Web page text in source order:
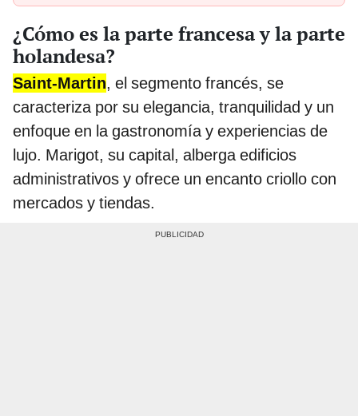
¿Cómo es la parte francesa y la parte
holandesa?
Saint-Martin, el segmento francés, se
caracteriza por su elegancia, tranquilidad y un
enfoque en la gastronomía y experiencias de
lujo. Marigot, su capital, alberga edificios
administrativos y ofrece un encanto criollo con
mercados y tiendas.